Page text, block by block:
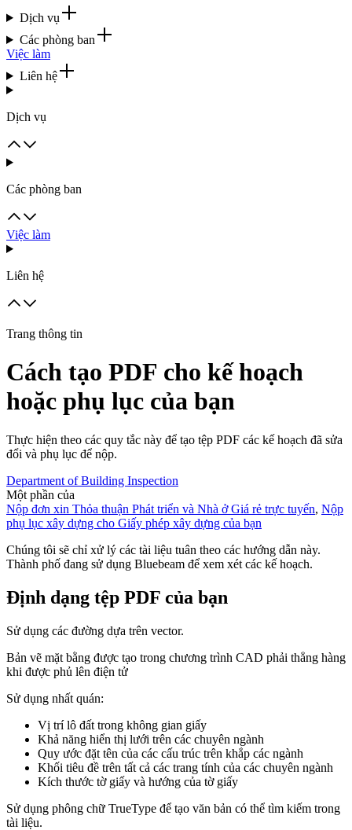
Dịch vụ
Các phòng ban
Việc làm
Liên hệ
Dịch vụ
Các phòng ban
Việc làm
Liên hệ
Trang thông tin
Cách tạo PDF cho kế hoạch
hoặc phụ lục của bạn
Thực hiện theo các quy tắc này để tạo tệp PDF các kế hoạch đã sửa
đổi và phụ lục để nộp.
Department of Building Inspection
Một phần của
Nộp đơn xin Thỏa thuận Phát triển và Nhà ở Giá rẻ trực tuyến, Nộp
phụ lục xây dựng cho Giấy phép xây dựng của bạn
Chúng tôi sẽ chỉ xử lý các tài liệu tuân theo các hướng dẫn này.
Thành phố đang sử dụng Bluebeam để xem xét các kế hoạch.
Định dạng tệp PDF của bạn
Sử dụng các đường dựa trên vector.
Bản vẽ mặt bằng được tạo trong chương trình CAD phải thẳng hàng
khi được phủ lên điện tử
Sử dụng nhất quán:
Vị trí lô đất trong không gian giấy
Khả năng hiển thị lưới trên các chuyên ngành
Quy ước đặt tên của các cấu trúc trên khắp các ngành
Khối tiêu đề trên tất cả các trang tính của các chuyên ngành
Kích thước tờ giấy và hướng của tờ giấy
Sử dụng phông chữ TrueType để tạo văn bản có thể tìm kiếm trong
tài liệu.